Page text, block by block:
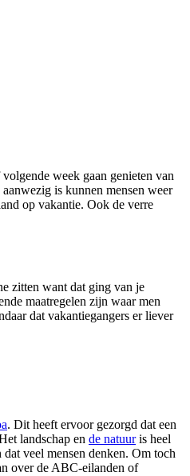
week gaan genieten van
is kunnen mensen weer
op vakantie. Ook de verre
zitten want dat ging van je
maatregelen zijn waar men
dat vakantiegangers er liever
. Dit heeft ervoor gezorgd dat een
landschap en de natuuris heel
veel mensen denken. Om toch
over de ABC-eilanden of